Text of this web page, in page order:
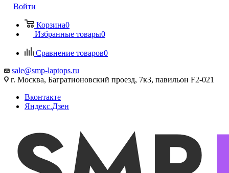
Войти
Корзина0
Избранные товары0
Сравнение товаров0
sale@smp-laptops.ru
г. Москва, Багратионовский проезд, 7к3, павильон F2-021
Вконтакте
Яндекс.Дзен